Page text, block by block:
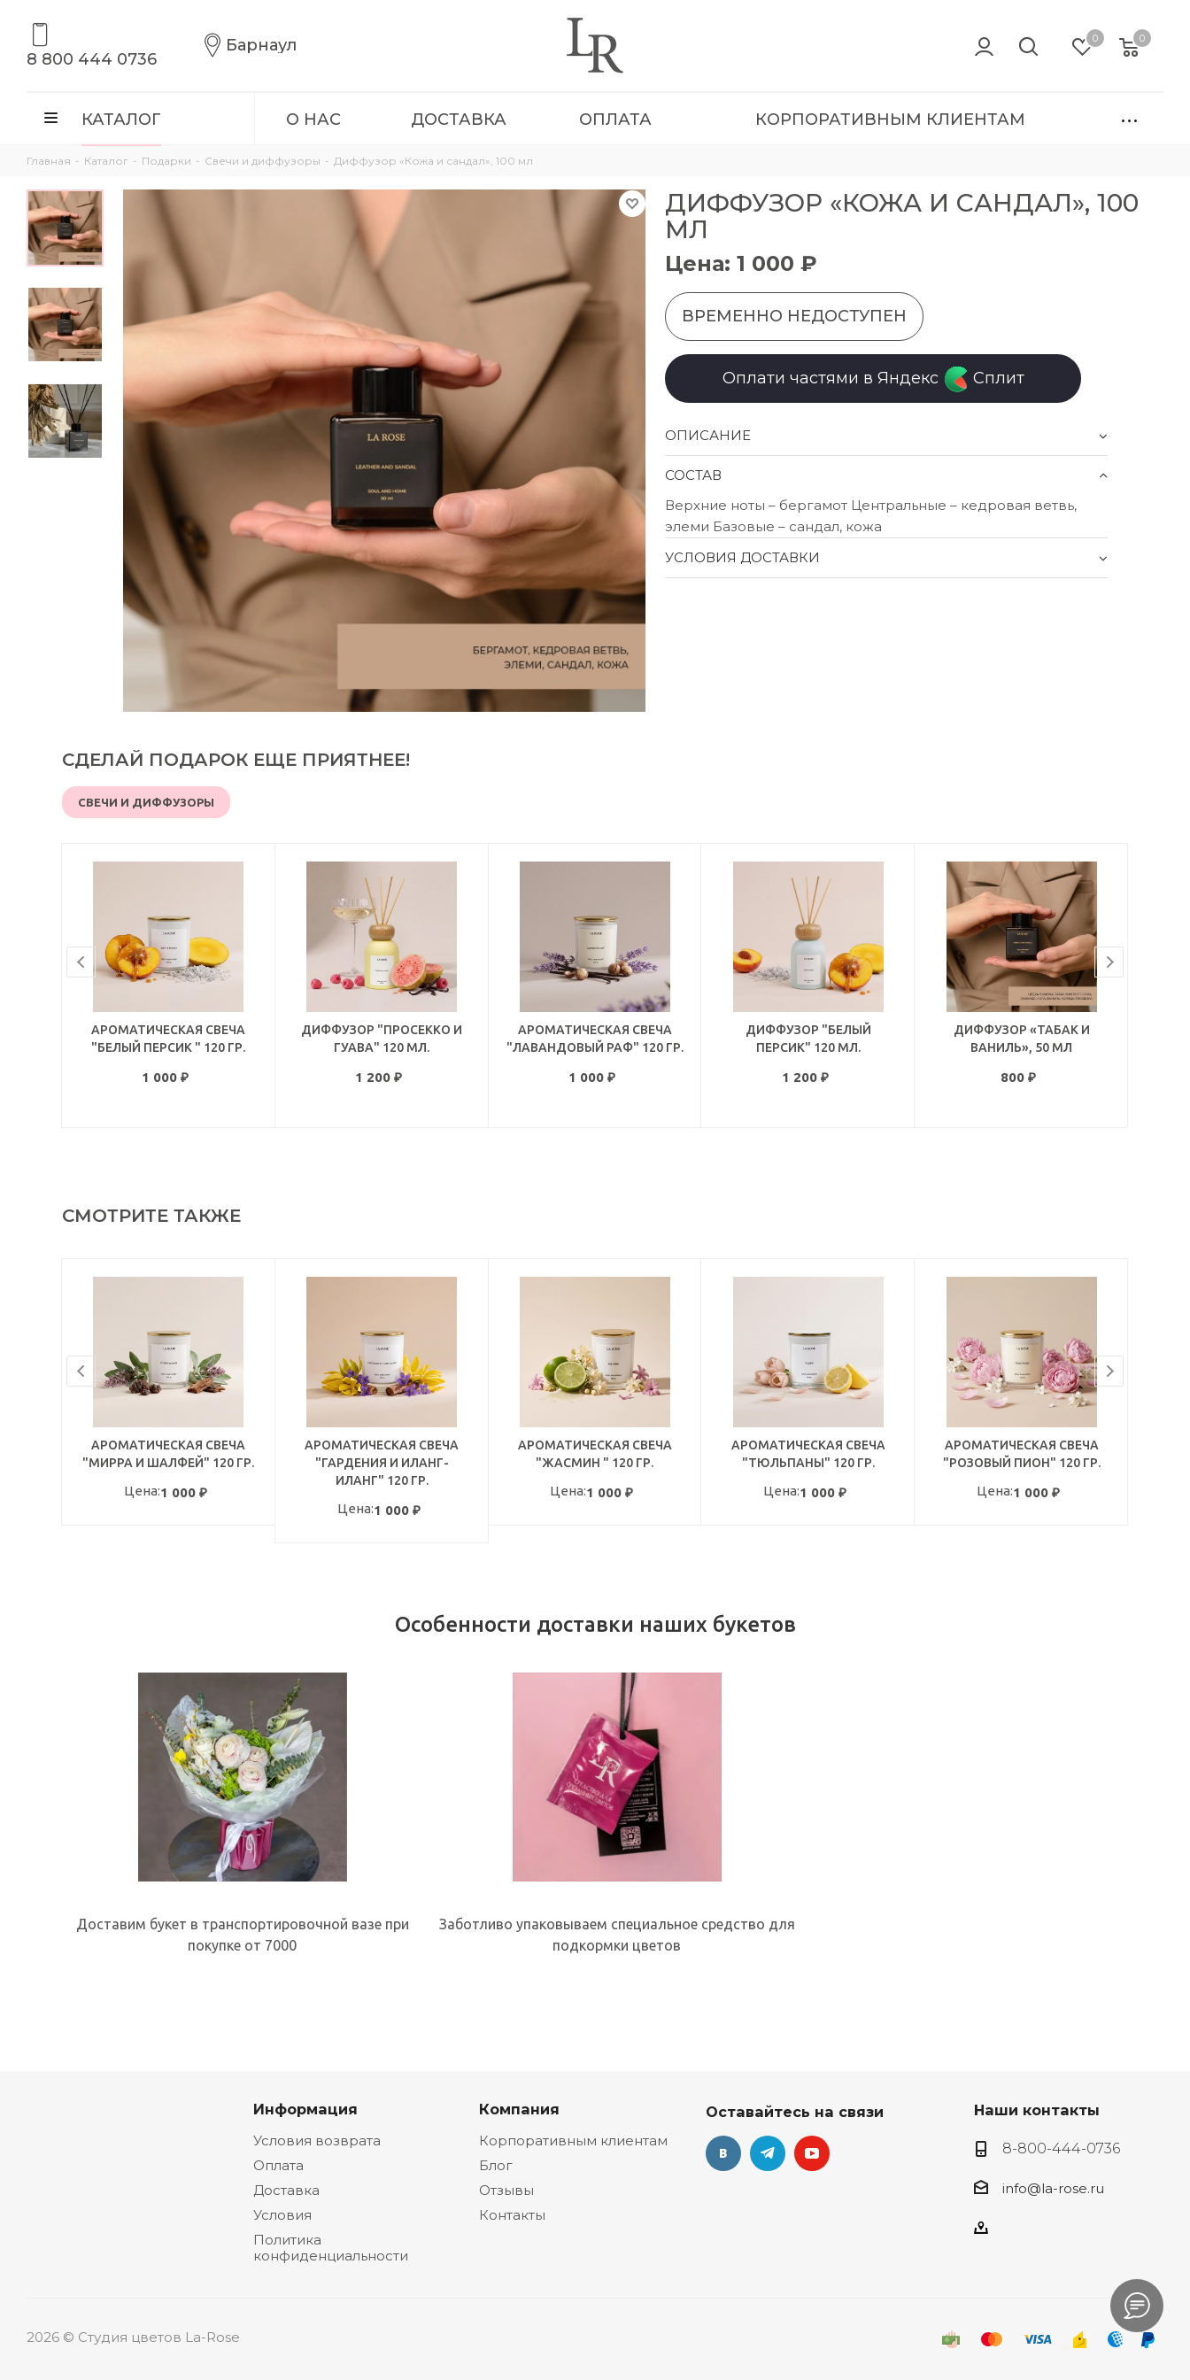
8 800 444 0736
Барнаул 0 0
КАТАЛОГ О НАС ДОСТАВКА ОПЛАТА КОРПОРАТИВНЫМ КЛИЕНТАМ
Главная - Каталог - Подарки - Свечи и диффузоры - Диффузор «Кожа и сандал», 100 мл
ДИФФУЗОР «КОЖА И САНДАЛ», 100
МЛ
Цена: 1 000 ₽
ВРЕМЕННО НЕДОСТУПЕН
Оплати частями в Яндекс Сплит
ОПИСАНИЕ
СОСТАВ
Верхние ноты – бергамот Центральные – кедровая ветвь,
элеми Базовые – сандал, кожа
УСЛОВИЯ ДОСТАВКИ
СДЕЛАЙ ПОДАРОК ЕЩЕ ПРИЯТНЕЕ!
СВЕЧИ И ДИФФУЗОРЫ
АРОМАТИЧЕСКАЯ СВЕЧА
"БЕЛЫЙ ПЕРСИК " 120 ГР.
1 000 ₽
ДИФФУЗОР "ПРОСЕККО И
ГУАВА" 120 МЛ.
1 200 ₽
АРОМАТИЧЕСКАЯ СВЕЧА
"ЛАВАНДОВЫЙ РАФ" 120 ГР.
1 000₽
ДИФФУЗОР "БЕЛЫЙ
ПЕРСИК" 120 МЛ.
1 200₽
ДИФФУЗОР «ТАБАК И
ВАНИЛЬ», 50 МЛ
800 ₽
СМОТРИТЕ ТАКЖЕ
АРОМАТИЧЕСКАЯ СВЕЧА
"МИРРА И ШАЛФЕЙ" 120 ГР.
Цена:1 000₽
АРОМАТИЧЕСКАЯ СВЕЧА
"ГАРДЕНИЯ И ИЛАНГ-
ИЛАНГ" 120 ГР.
Цена:1 000₽
АРОМАТИЧЕСКАЯ СВЕЧА
"ЖАСМИН " 120 ГР.
Цена:1 000 ₽
АРОМАТИЧЕСКАЯ СВЕЧА
"ТЮЛЬПАНЫ" 120 ГР.
Цена:1 000 ₽
АРОМАТИЧЕСКАЯ СВЕЧА
"РОЗОВЫЙ ПИОН" 120 ГР.
Цена:1 000 ₽
Особенности доставки наших букетов
Доставим букет в транспортировочной вазе при
покупке от 7000
Заботливо упаковываем специальное средство для
подкормки цветов
Информация
Условия возврата
Оплата
Доставка
Условия
Политика
конфиденциальности
Компания
Корпоративным клиентам
Блог
Отзывы
Контакты
Оставайтесь на связи Наши контакты
8-800-444-0736
info@la-rose.ru
2026 © Студия цветов La-Rose